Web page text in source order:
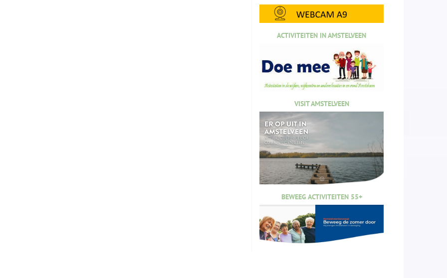
ACTIVITEITEN IN AMSTELVEEN
VISIT AMSTELVEEN
BEWEEG ACTIVITEITEN 55+